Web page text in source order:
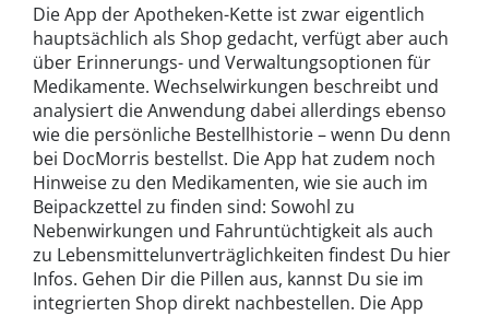
Die App der Apotheken-Kette ist zwar eigentlich
hauptsächlich als Shop gedacht, verfügt aber auch
über Erinnerungs- und Verwaltungsoptionen für
Medikamente. Wechselwirkungen beschreibt und
analysiert die Anwendung dabei allerdings ebenso
wie die persönliche Bestellhistorie – wenn Du denn
bei DocMorris bestellst. Die App hat zudem noch
Hinweise zu den Medikamenten, wie sie auch im
Beipackzettel zu finden sind: Sowohl zu
Nebenwirkungen und Fahruntüchtigkeit als auch
zu Lebensmittelunverträglichkeiten findest Du hier
Infos. Gehen Dir die Pillen aus, kannst Du sie im
integrierten Shop direkt nachbestellen. Die App